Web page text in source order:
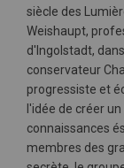
siècle des
Weishaupt,
d'Ingolstadt,
conservateur
progressiste et
l'idée de créer
connaissances
membres des